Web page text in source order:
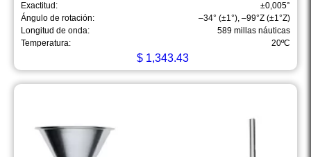
Exactitud:
±0,005°
Ángulo de rotación:
–34° (±1°), –99°Z (±1°Z)
Longitud de onda:
589 millas náuticas
Temperatura:
20ºC
$1,343.43